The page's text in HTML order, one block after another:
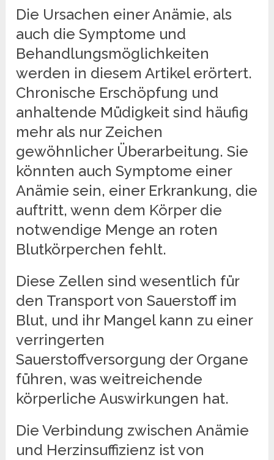
Die Ursachen einer Anämie, als
auch die Symptome und
Behandlungsmöglichkeiten
werden in diesem Artikel erörtert.
Chronische Erschöpfung und
anhaltende Müdigkeit sind häufig
mehr als nur Zeichen
gewöhnlicher Überarbeitung. Sie
könnten auch Symptome einer
Anämie sein, einer Erkrankung, die
auftritt, wenn dem Körper die
notwendige Menge an roten
Blutkörperchen fehlt.
Diese Zellen sind wesentlich für
den Transport von Sauerstoff im
Blut, und ihr Mangel kann zu einer
verringerten
Sauerstoffversorgung der Organe
führen, was weitreichende
körperliche Auswirkungen hat.
Die Verbindung zwischen Anämie
und Herzinsuffizienz ist von